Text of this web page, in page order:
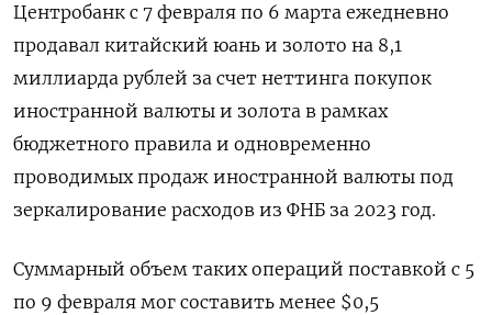
Центробанк с 7 февраля по 6 марта ежедневно
продавал китайский юань и золото на 8,1
миллиарда рублей за счет неттинга покупок
иностранной валюты и золота в рамках
бюджетного правила и одновременно
проводимых продаж иностранной валюты под
зеркалирование расходов из ФНБ за 2023 год.
Суммарный объем таких операций поставкой с 5
по 9 февраля мог составить менее $0,5